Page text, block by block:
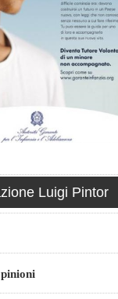
Luigi Pintor